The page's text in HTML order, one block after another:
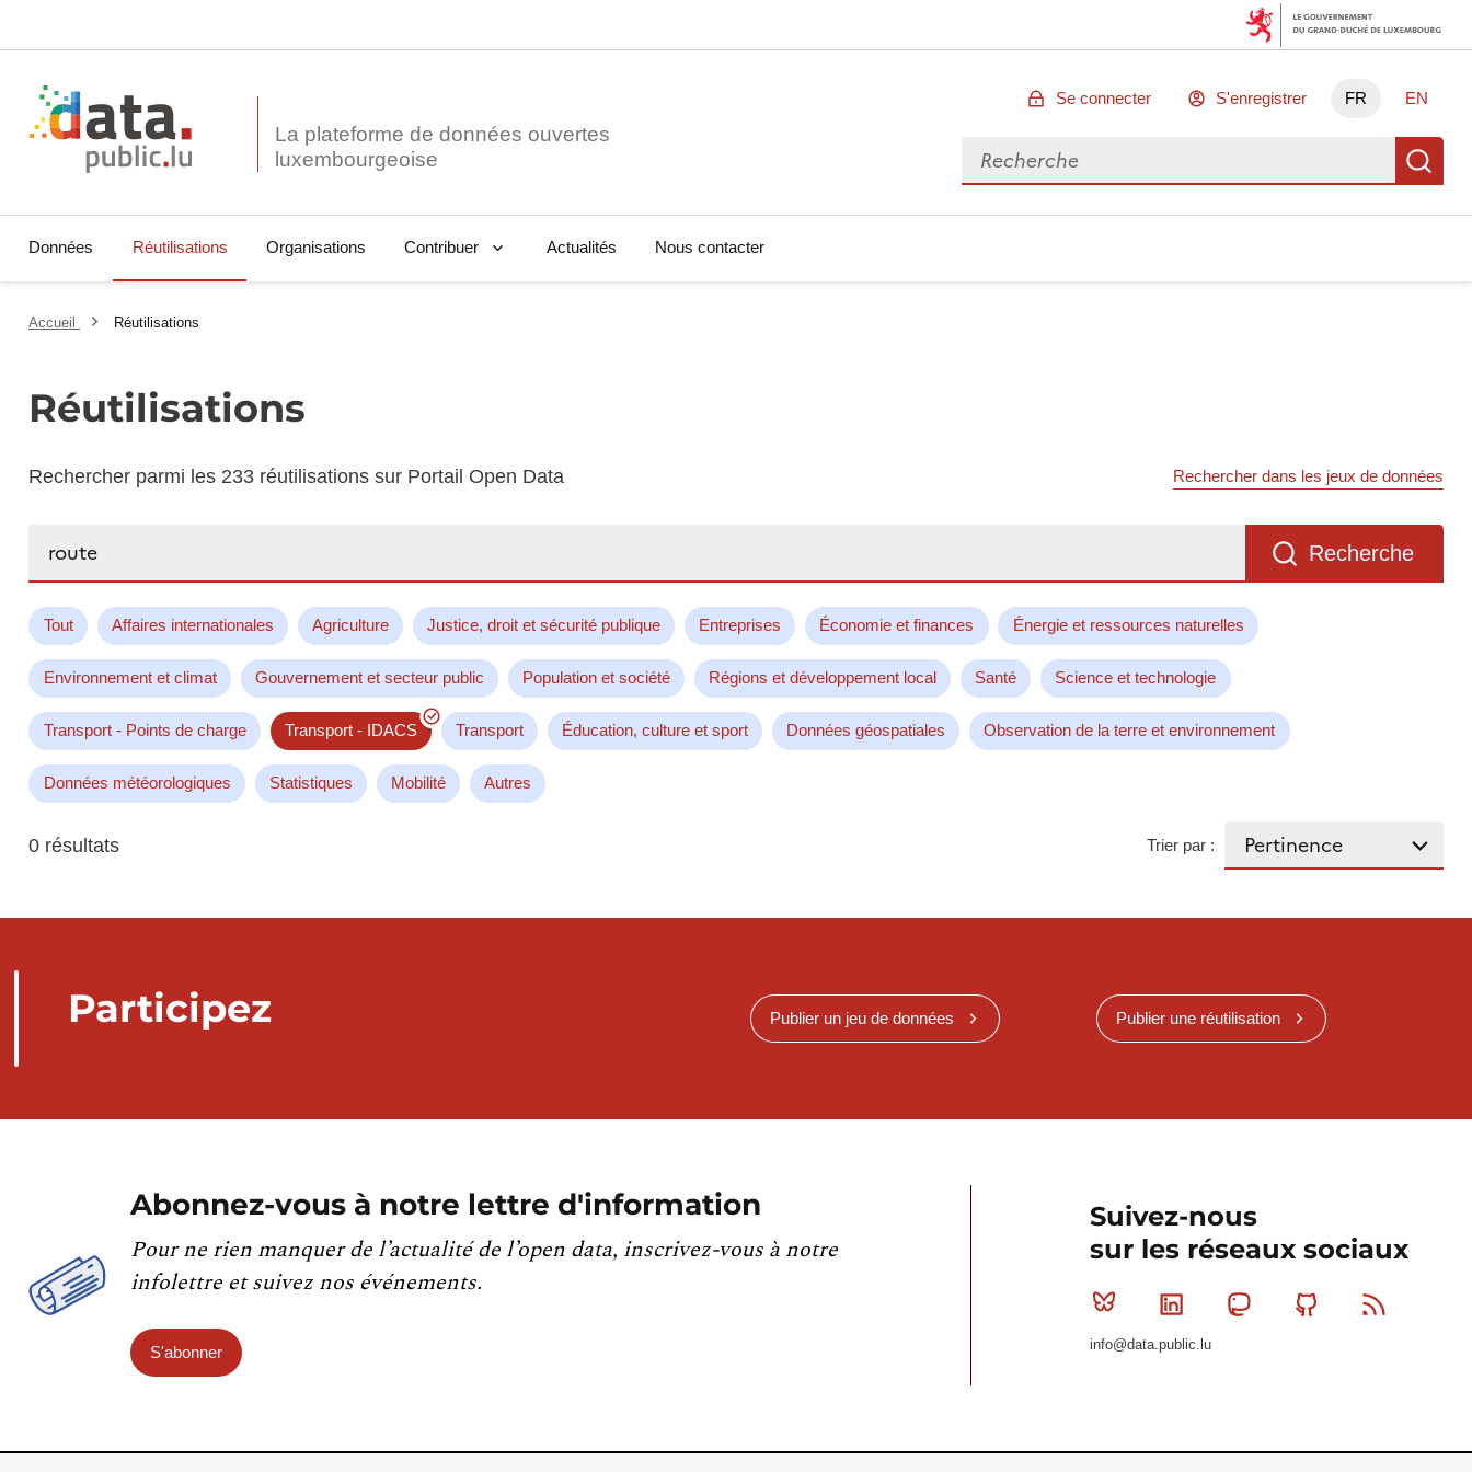
La plateforme de données ouvertes
Se connecter S'enregistrer FR EN
Rechercher des données
Données Réutilisations Organisations Contribuer Actualités Nous contacter
Accueil Réutilisations
Réutilisations
Rechercher parmi les 233 réutilisations sur Portail Open Data Rechercher dans les jeux de données
Recherche
Tout Affaires internationales Agriculture Justice, droit et sécurité publique Entreprises Économie et finances Énergie et ressources naturelles
Environnement et climat Gouvernement et secteur public Population et société Régions et développement local Santé Science et technologie
Transport - Points de charge Transport - IDACS Transport Éducation, culture et sport Données géospatiales Observation de la terre et environnement
Données météorologiques Statistiques Mobilité Autres
0 résultats Trier par :
Participez Publier un jeu de données Publier une réutilisation
Abonnez-vous à notre lettre d'information
Pour ne rien manquer de l’actualité de l’open data, inscrivez-vous à notre
infolettre et suivez nos événements.
S'abonner
Suivez-nous
sur les réseaux sociaux
Bluesky Linkedin MastodonGithub
info@data.public.lu